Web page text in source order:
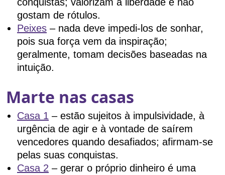
conquistas; valorizam a liberdade e não
gostam de rótulos.
Peixes – nada deve impedi-los de sonhar,
pois sua força vem da inspiração;
geralmente, tomam decisões baseadas na
intuição.
Marte nas casas
Casa 1 – estão sujeitos à impulsividade, à
urgência de agir e à vontade de saírem
vencedores quando desafiados; afirmam-se
pelas suas conquistas.
Casa 2 – gerar o próprio dinheiro é uma